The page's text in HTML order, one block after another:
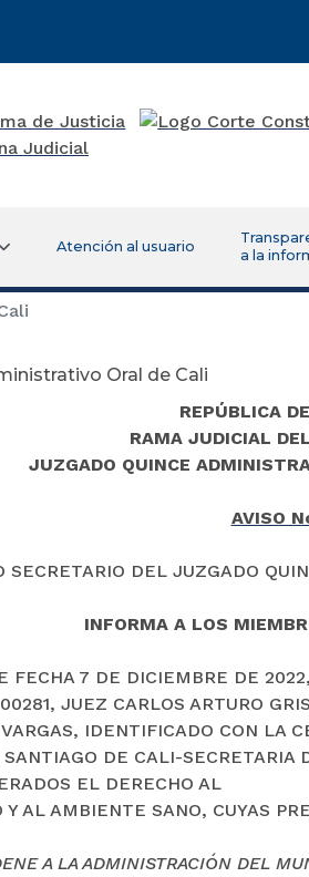
Atención al usuario
a la
Oral de Cali
REPÚBLICA
RAMA JUDICIAL
JUZGADO QUINCE
AVISO
SECRETARIO DEL JUZGADO
INFORMA A LOS
FECHA 7 DE DICIEMBRE DE
JUEZ CARLOS ARTURO
IDENTIFICADO CON LA
DE CALI-SECRETARIA
EL DERECHO AL
Y AL AMBIENTE SANO, CUYAS
A LA ADMINISTRACIÓN DEL